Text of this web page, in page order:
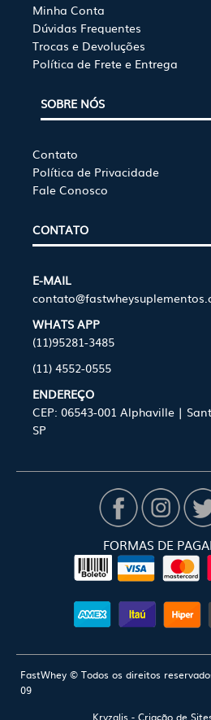
podem
ser
escolhidas
página
Minha Conta
Dúvidas Frequentes
Trocas e Devoluções
Política de Frete e Entrega
SOBRE NÓS
Contato
Política de Privacidade
Fale Conosco
CONTATO
E-MAIL
WHATS APP
(11)95281-3485
(11) 4552-0555
ENDEREÇO
CEP: 06543-001 Alphaville |
SP
FORMAS DE
FastWhey © Todos os direitos
09
Kryzalis - Criação de